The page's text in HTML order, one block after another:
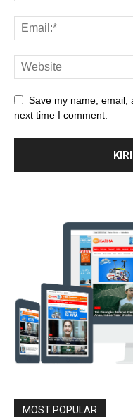
Save my name, email,
next time I comment.
MOST POPULAR